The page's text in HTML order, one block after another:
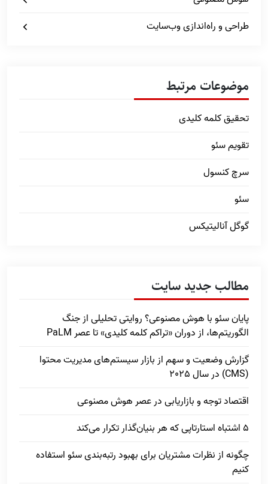
طراحی و راه‌اندازی وب‌سایت
موضوعات مرتبط
تحقیق کلمه کلیدی
تقویم سئو
سرچ کنسول
سئو
گوگل آنالیتیکس
مطالب جدید سایت
پایان سئو با هوش مصنوعی؟ روایتی تحلیلی از جنگ
الگوریتم‌ها، از دوران «تراکم کلمه کلیدی» تا عصر PaLM
گزارش وضعیت و سهم از بازار سیستم‌های مدیریت محتوا
(CMS) در سال 2025
اقتصاد توجه و بازاریابی در عصر هوش مصنوعی
5 اشتباه استارتاپی که هر بنیان‌گذار تکرار می‌کند
چگونه از نظرات مشتریان برای بهبود رتبه‌بندی سئو استفاده
کنیم